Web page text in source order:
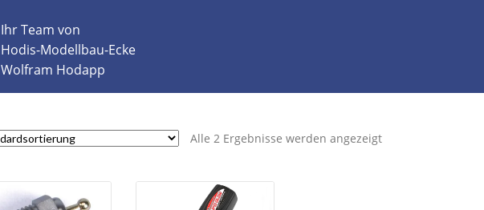
Ihr Team von
Hodis-Modellbau-Ecke
Wolfram Hodapp
Alle 2 Ergebnisse werden angezeigt